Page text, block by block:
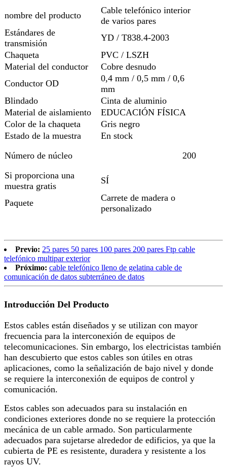
nombre del producto
Cable telefónico interior
de varios pares
Estándares de
transmisión
YD / T838.4-2003
Chaqueta
PVC / LSZH
Material del conductor
Cobre desnudo
Conductor OD
0,4 mm / 0,5 mm / 0,6
mm
Blindado
Cinta de aluminio
Material de aislamiento
EDUCACIÓN FÍSICA
Color de la chaqueta
Gris negro
Estado de la muestra
En stock
Número de núcleo
200
Si proporciona una
muestra gratis
SÍ
Paquete
Carrete de madera o
personalizado
Previo: 25 pares 50 pares 100 pares 200 pares Ftp cable
telefónico multipar exterior
Próximo: cable telefónico lleno de gelatina cable de
comunicación de datos subterráneo de datos
Introducción Del Producto
Estos cables están diseñados y se utilizan con mayor
frecuencia para la interconexión de equipos de
telecomunicaciones. Sin embargo, los electricistas también
han descubierto que estos cables son útiles en otras
aplicaciones, como la señalización de bajo nivel y donde
se requiere la interconexión de equipos de control y
comunicación.
Estos cables son adecuados para su instalación en
condiciones exteriores donde no se requiere la protección
mecánica de un cable armado. Son particularmente
adecuados para sujetarse alrededor de edificios, ya que la
cubierta de PE es resistente, duradera y resistente a los
rayos UV.